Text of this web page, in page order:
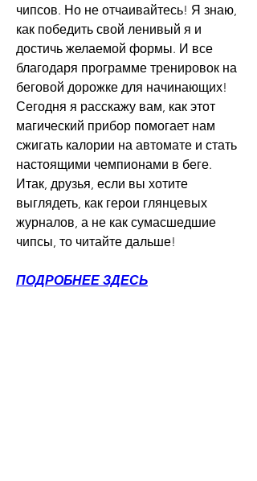
чипсов. Но не отчаивайтесь! Я знаю,
как победить свой ленивый я и
достичь желаемой формы. И все
благодаря программе тренировок на
беговой дорожке для начинающих!
Сегодня я расскажу вам, как этот
магический прибор помогает нам
сжигать калории на автомате и стать
настоящими чемпионами в беге.
Итак, друзья, если вы хотите
выглядеть, как герои глянцевых
журналов, а не как сумасшедшие
чипсы, то читайте дальше!
ПОДРОБНЕЕ ЗДЕСЬ